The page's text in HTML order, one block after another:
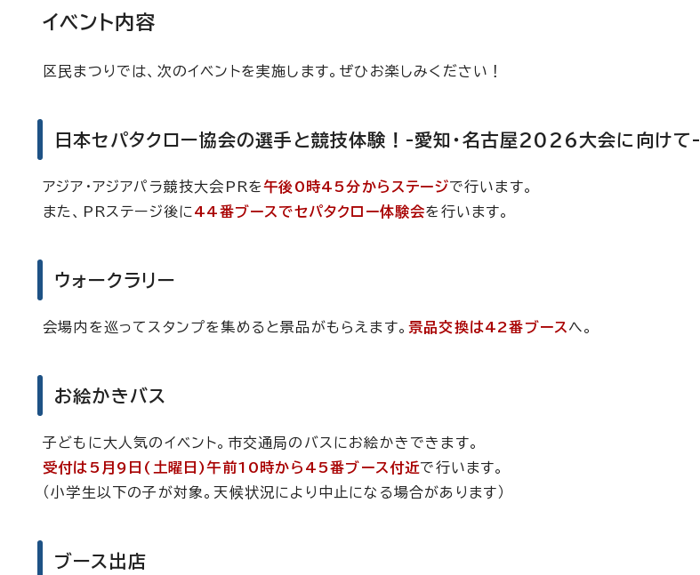
イベント内容
区民まつりでは、次のイベントを実施します。ぜひお楽しみください！
日本セパタクロー協会の選手と競技体験！-愛知・名古屋2026大会に向けて-
アジア・アジアパラ競技大会PRを午後0時45分からステージで行います。
また、PRステージ後に 44番ブースでセパタクロー体験会を行います。
ウォークラリー
会場内を巡ってスタンプを集めると景品がもらえます。 景品交換は42番ブース へ。
お絵かきバス
子どもに大人気のイベント。市交通局のバスにお絵かきできます。
受付は5月9日(土曜日)午前10時から45番ブース付近で行います。
（小学生以下の子が対象。天候状況により中止になる場合があります）
ブース出店